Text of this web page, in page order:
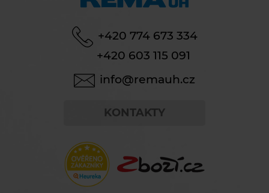
+420 774 673 334
+420 603 115 091
info@remauh.cz
KONTAKTY